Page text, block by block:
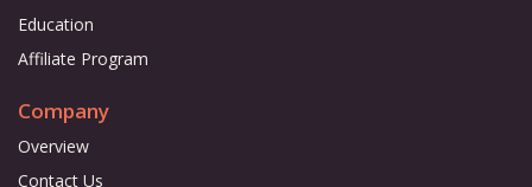
Education
Affiliate Program
Company
Overview
Contact Us